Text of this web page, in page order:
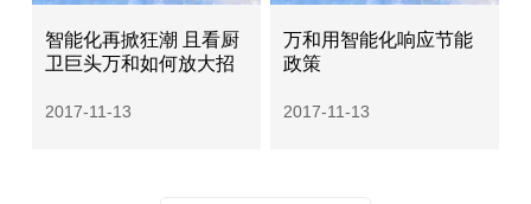
智能化再掀狂潮 且看厨
卫巨头万和如何放大招
2017-11-13
万和用智能化响应节能
政策
2017-11-13